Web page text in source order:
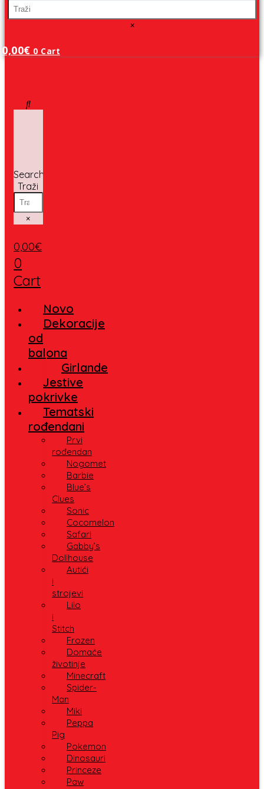
×
0,00€ 0 Cart
Search
Traži
×
0,00€
0
Cart
Novo
Dekoracije
od
balona
Girlande
Jestive
pokrivke
Tematski
rođendani
Prvi
rođendan
Nogomet
Barbie
Blue’s
Clues
Sonic
Cocomelon
Safari
Gabby’s
Dollhouse
Autići
i
strojevi
Lilo
i
Stitch
Frozen
Domaće
životinje
Minecraft
Spider-
Man
Miki
Peppa
Pig
Pokemon
Dinosauri
Princeze
Paw